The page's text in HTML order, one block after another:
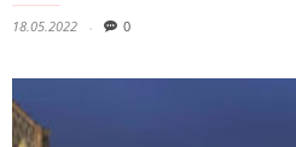
18.05.2022 0